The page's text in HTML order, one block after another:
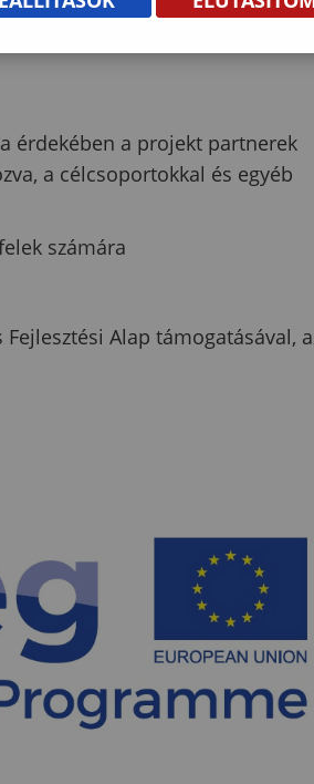
érdekében a projekt partnerek
a célcsoportokkal és egyéb
számára
Alap támogatásával,